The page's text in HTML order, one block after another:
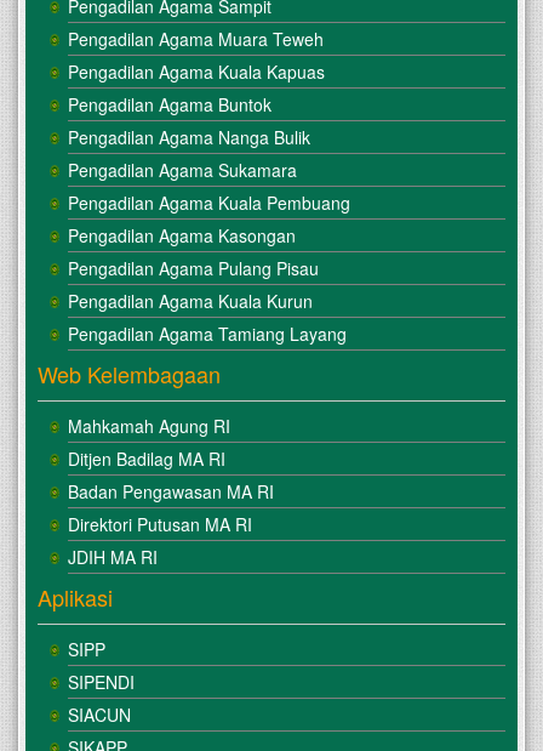
Pengadilan Agama Sampit
Pengadilan Agama Muara Teweh
Pengadilan Agama Kuala Kapuas
Pengadilan Agama Buntok
Pengadilan Agama Nanga Bulik
Pengadilan Agama Sukamara
Pengadilan Agama Kuala Pembuang
Pengadilan Agama Kasongan
Pengadilan Agama Pulang Pisau
Pengadilan Agama Kuala Kurun
Pengadilan Agama Tamiang Layang
Web Kelembagaan
Mahkamah Agung RI
Ditjen Badilag MA RI
Badan Pengawasan MA RI
Direktori Putusan MA RI
JDIH MA RI
Aplikasi
SIPP
SIPENDI
SIACUN